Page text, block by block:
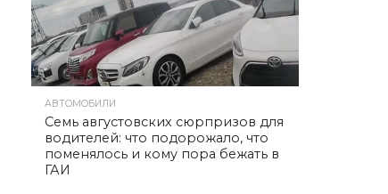
АВТОМОБИЛИ
Семь августовских сюрпризов для
водителей: что подорожало, что
поменялось и кому пора бежать в
ГАИ